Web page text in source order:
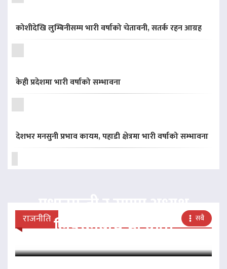
कोशीदेखि लुम्बिनीसम्म भारी वर्षाको चेतावनी, सतर्क रहन आग्रह
केही प्रदेशमा भारी वर्षाको सम्भावना
देशभर मनसुनी प्रभाव कायम, पहाडी क्षेत्रमा भारी वर्षाको सम्भावना
राजनीति सबै
प्रधानमन्त्री र राप्रपा अध्यक्ष
लिङदेनबीच भेटवार्ता